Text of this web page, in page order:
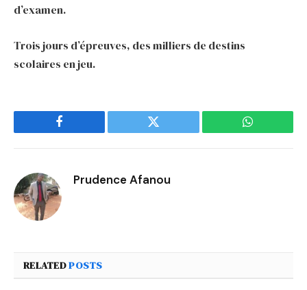
d’examen.
Trois jours d’épreuves, des milliers de destins
scolaires en jeu.
Facebook Twitter WhatsApp
Prudence Afanou
RELATEDPOSTS